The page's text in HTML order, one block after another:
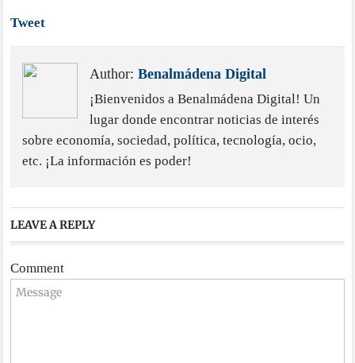
Tweet
Author:Benalmádena Digital
¡Bienvenidos a Benalmádena Digital! Un
lugar donde encontrar noticias de interés
sobre economía, sociedad, política, tecnología, ocio,
etc. ¡La información es poder!
LEAVE A REPLY
Comment